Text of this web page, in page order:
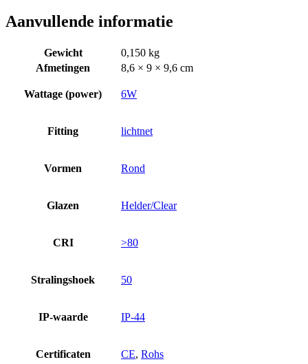
Aanvullende informatie
Gewicht
0,150 kg
Afmetingen
8,6 × 9 × 9,6 cm
Wattage (power) 6W
Fitting lichtnet
Vormen Rond
Glazen Helder/Clear
CRI >80
Stralingshoek 50
IP-waarde IP-44
Certificaten CE, Rohs